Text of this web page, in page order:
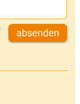
:
absenden